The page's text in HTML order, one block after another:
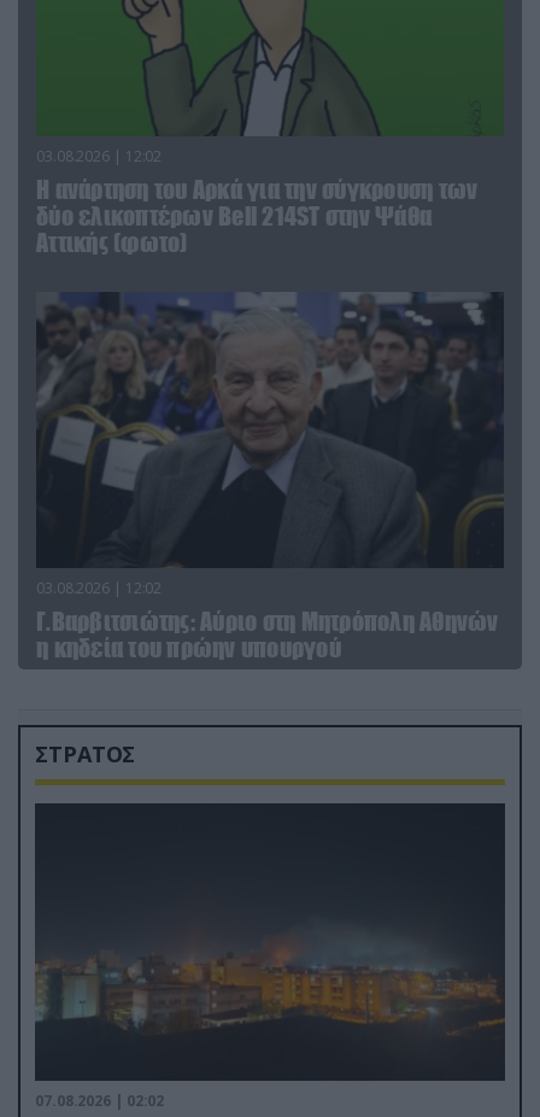
03.08.2026 | 12:02
Η ανάρτηση του Αρκά για την σύγκρουση των
δύο ελικοπτέρων Bell 214ST στην Ψάθα
Αττικής (φωτο)
03.08.2026 | 12:02
Γ.Βαρβιτσιώτης: Aύριο στη Μητρόπολη Αθηνών
η κηδεία του πρώην υπουργού
ΣΤΡΑΤΟΣ
07.08.2026 | 02:02